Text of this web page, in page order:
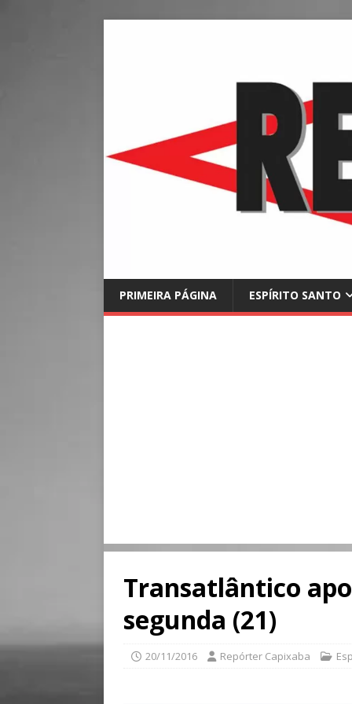
PRIMEIRA PÁGINA ESPÍRITO SANTO
Transatlântico
segunda (21)
20/11/2016 Repórter Capixaba